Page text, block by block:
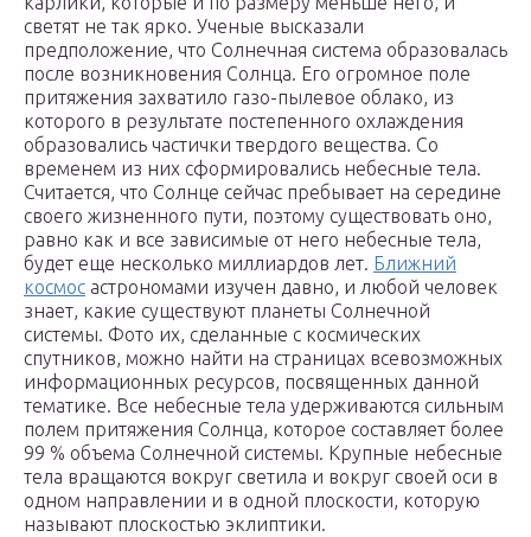
светят не так ярко. Ученые высказали
предположение, что Солнечная система образовалась
после возникновения Солнца. Его огромное поле
притяжения захватило газо-пылевое облако, из
которого в результате постепенного охлаждения
образовались частички твердого вещества. Со
временем из них сформировались небесные тела.
Считается, что Солнце сейчас пребывает на середине
своего жизненного пути, поэтому существовать оно,
равно как и все зависимые от него небесные тела,
будет еще несколько миллиардов лет. Ближний
космос астрономами изучен давно, и любой человек
знает, какие существуют планеты Солнечной
системы. Фото их, сделанные с космических
спутников, можно найти на страницах всевозможных
информационных ресурсов, посвященных данной
тематике. Все небесные тела удерживаются сильным
полем притяжения Солнца, которое составляет более
99 % объема Солнечной системы. Крупные небесные
тела вращаются вокруг светила и вокруг своей оси в
одном направлении и в одной плоскости, которую
называют плоскостью эклиптики.